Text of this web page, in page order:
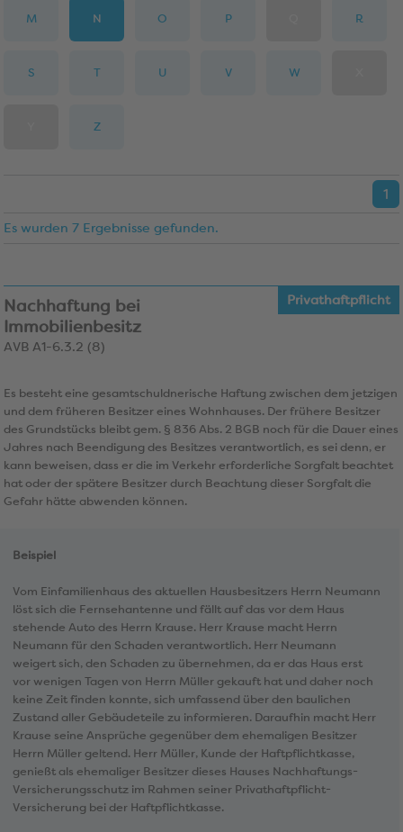
M N O P R
S T U V W
Z
1
Es wurden 7 Ergebnisse gefunden.
Privathaftpflicht
Nachhaftung bei
Immobilienbesitz
AVB A1-6.3.2 (8)
Es besteht eine gesamtschuldnerische Haftung zwischen dem jetzigen
und dem früheren Besitzer eines Wohnhauses. Der frühere Besitzer
des Grundstücks bleibt gem. § 836 Abs. 2 BGB noch für die Dauer eines
Jahres nach Beendigung des Besitzes verantwortlich, es sei denn, er
kann beweisen, dass er die im Verkehr erforderliche Sorgfalt beachtet
hat oder der spätere Besitzer durch Beachtung dieser Sorgfalt die
Gefahr hätte abwenden können.
Beispiel
Vom Einfamilienhaus des aktuellen Hausbesitzers Herrn Neumann
löst sich die Fernsehantenne und fällt auf das vor dem Haus
stehende Auto des Herrn Krause. Herr Krause macht Herrn
Neumann für den Schaden verantwortlich. Herr Neumann
weigert sich, den Schaden zu übernehmen, da er das Haus erst
vor wenigen Tagen von Herrn Müller gekauft hat und daher noch
keine Zeit finden konnte, sich umfassend über den baulichen
Zustand aller Gebäudeteile zu informieren. Daraufhin macht Herr
Krause seine Ansprüche gegenüber dem ehemaligen Besitzer
Herrn Müller geltend. Herr Müller, Kunde der Haftpflichtkasse,
genießt als ehemaliger Besitzer dieses Hauses Nachhaftungs-
Versicherungsschutz im Rahmen seiner Privathaftpflicht-
Versicherung bei der Haftpflichtkasse.